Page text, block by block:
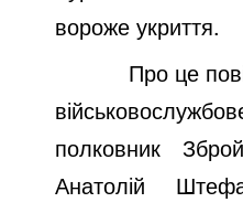
d
e
вороже укриття.
Про це
полковник
Анатолій